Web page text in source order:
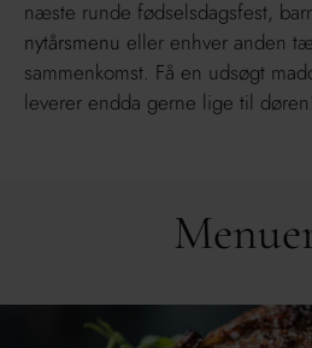
næste runde fødselsdagsfest,
nytårsmenu eller enhver anden
sammenkomst. Få en udsøgt
leverer endda gerne lige til døren!